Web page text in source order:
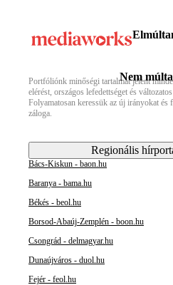
Nem
Portfóliónk minőségi tartalmat jelent
elérést, országos lefedettséget és
Folyamatosan keressük az új irányokat és
záloga.
Regionális
Bács-Kiskun - baon.hu
Baranya - bama.hu
Békés - beol.hu
Borsod-Abaúj-Zemplén - boon.hu
Csongrád - delmagyar.hu
Dunaújváros - duol.hu
Fejér - feol.hu